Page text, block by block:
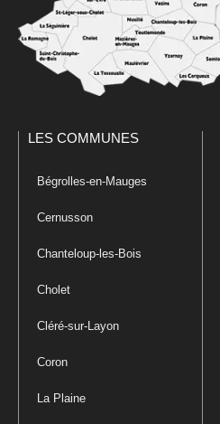
LES COMMUNES
Bégrolles-en-Mauges
Cernusson
Chanteloup-les-Bois
Cholet
Cléré-sur-Layon
Coron
La Plaine